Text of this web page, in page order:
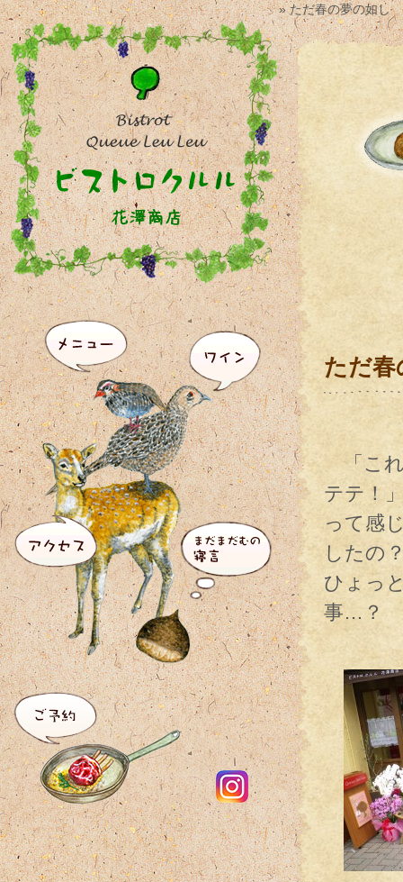
» ただ春の夢の如し
ただ春
「こ
テテ！
って感
したの
ひょっ
事…？
夢の